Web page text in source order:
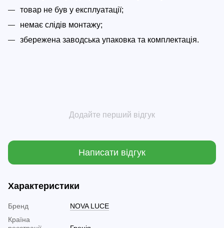
товар не був у експлуатації;
немає слідів монтажу;
збережена заводська упаковка та комплектація.
Додайте перший відгук
Написати відгук
Характеристики
Бренд
NOVA LUCE
Країна